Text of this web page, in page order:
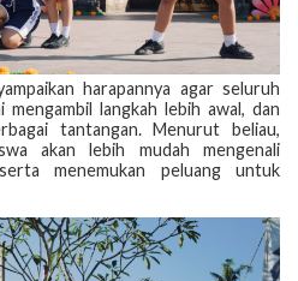
harapannya agar seluruh
langkah lebih awal, dan
tantangan. Menurut beliau,
akan lebih mudah mengenali
menemukan peluang untuk